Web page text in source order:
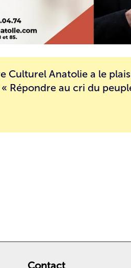
Culturel Anatolie a le
Répondre au cri du